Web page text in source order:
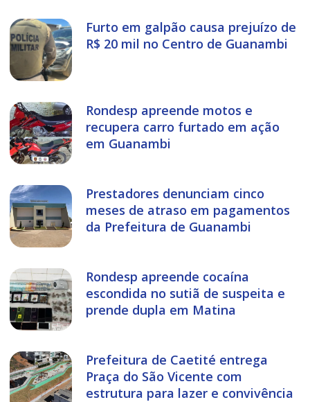
Furto em galpão causa prejuízo de
R$ 20 mil no Centro de Guanambi
Rondesp apreende motos e
recupera carro furtado em ação
em Guanambi
Prestadores denunciam cinco
meses de atraso em pagamentos
da Prefeitura de Guanambi
Rondesp apreende cocaína
escondida no sutiã de suspeita e
prende dupla em Matina
Prefeitura de Caetité entrega
Praça do São Vicente com
estrutura para lazer e convivência